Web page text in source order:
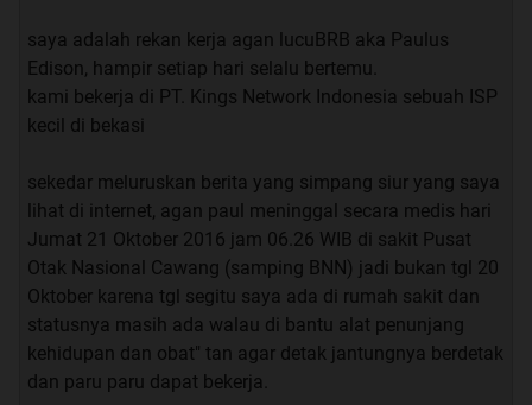
saya adalah rekan kerja agan lucuBRB aka Paulus
Edison, hampir setiap hari selalu bertemu.
kami bekerja di PT. Kings Network Indonesia sebuah ISP
kecil di bekasi
sekedar meluruskan berita yang simpang siur yang saya
lihat di internet, agan paul meninggal secara medis hari
Jumat 21 Oktober 2016 jam 06.26 WIB di sakit Pusat
Otak Nasional Cawang (samping BNN) jadi bukan tgl 20
Oktober karena tgl segitu saya ada di rumah sakit dan
statusnya masih ada walau di bantu alat penunjang
kehidupan dan obat" tan agar detak jantungnya berdetak
dan paru paru dapat bekerja.